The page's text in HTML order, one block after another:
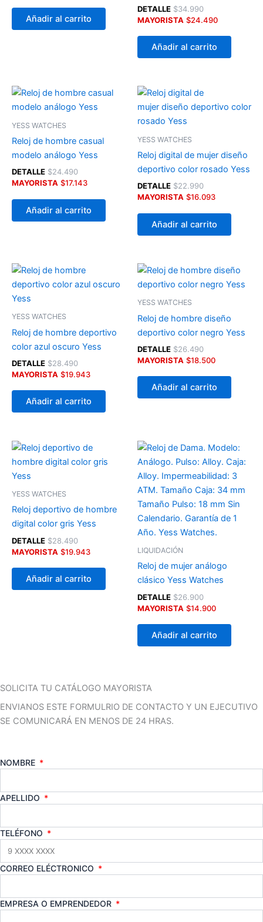
Añadir al carrito
DETALLE $34.990
MAYORISTA $24.490
Añadir al carrito
YESS WATCHES
Reloj de hombre casual
modelo análogo Yess
DETALLE $24.490
MAYORISTA $17.143
Añadir al carrito
YESS WATCHES
Reloj digital de mujer diseño
deportivo color rosado Yess
DETALLE $22.990
MAYORISTA $16.093
Añadir al carrito
YESS WATCHES
Reloj de hombre deportivo
color azul oscuro Yess
DETALLE $28.490
MAYORISTA $19.943
Añadir al carrito
YESS WATCHES
Reloj de hombre diseño
deportivo color negro Yess
DETALLE $26.490
MAYORISTA $18.500
Añadir al carrito
YESS WATCHES
Reloj deportivo de hombre
digital color gris Yess
DETALLE $28.490
MAYORISTA $19.943
Añadir al carrito
LIQUIDACIÓN
Reloj de mujer análogo
clásico Yess Watches
DETALLE $26.900
MAYORISTA $14.900
Añadir al carrito
SOLICITA TU CATÁLOGO MAYORISTA
ENVIANOS ESTE FORMULRIO DE CONTACTO Y UN EJECUTIVO
SE COMUNICARÁ EN MENOS DE 24 HRAS.
NOMBRE
APELLIDO
TELÉFONO
CORREO ELÉCTRONICO
EMPRESA O EMPRENDEDOR